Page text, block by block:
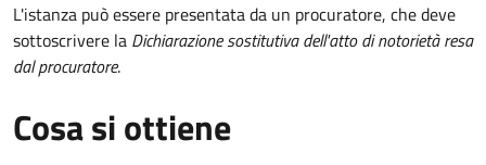
L'istanza può essere presentata da un procuratore, che deve
sottoscrivere la Dichiarazione sostitutiva dell'atto di notorietà resa
dal procuratore.
Cosa si ottiene